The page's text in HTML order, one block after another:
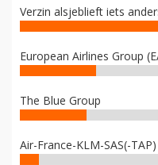
Verzin alsjeblieft iets
European Airlines Group
The Blue Group
Air-France-KLM-SAS(-TAP)